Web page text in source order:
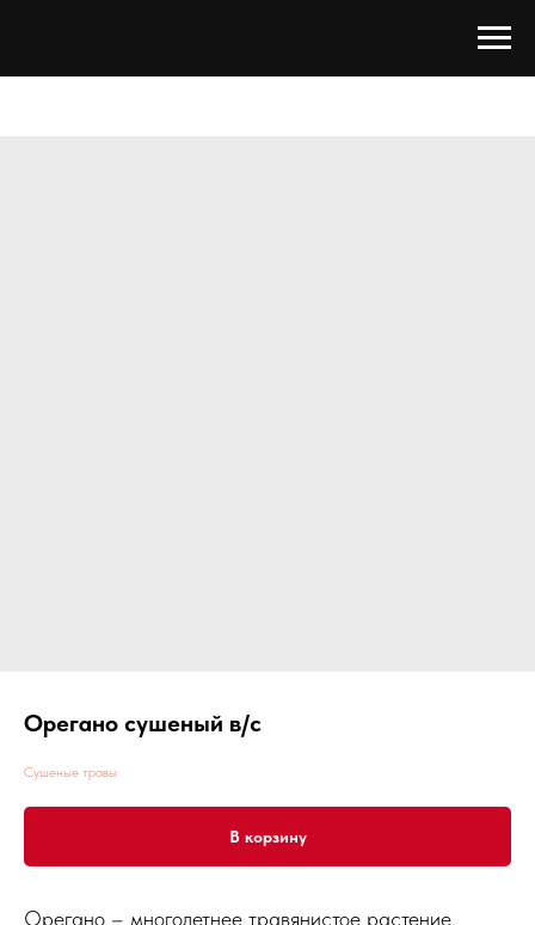
Орегано сушеный в/с
Сушеные травы
В корзину
Орегано – многолетнее травянистое растение,